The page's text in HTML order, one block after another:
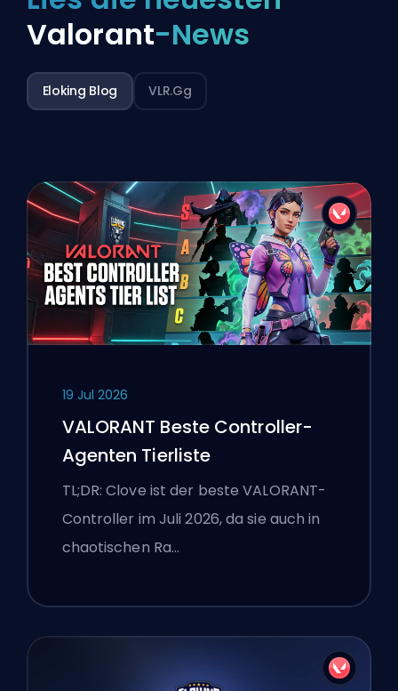
Valorant-News
Eloking Blog VLR.gg
19 Jul 2026
VALORANT Beste Controller-
Agenten Tierliste
TL;DR: Clove ist der beste VALORANT-
Controller im Juli 2026, da sie auch in
chaotischen Ra…